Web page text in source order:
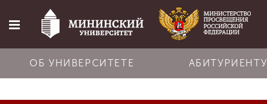
Главная
ОБ УНИВЕРСИТЕТЕ АБИТУРИЕНТУ